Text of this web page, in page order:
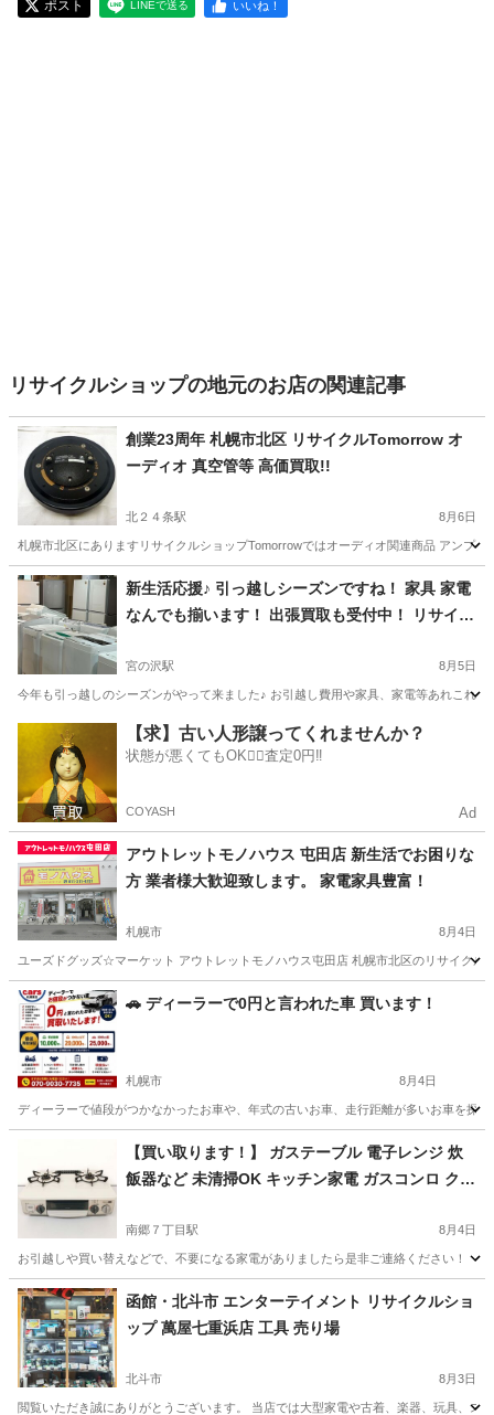
ポスト LINEで送る いいね！
リサイクルショップの地元のお店の関連記事
創業23周年 札幌市北区 リサイクルTomorrow オ
ーディオ 真空管等 高価買取!!
北２４条駅 8月6日
札幌市北区にありますリサイクルショップTomorrowではオーディオ関連商品 アンプ
北海道 札幌市 北２４条駅 リサイクルショップ 買取
新生活応援♪ 引っ越しシーズンですね！ 家具 家電
なんでも揃います！ 出張買取も受付中！ リサイク
宮の沢駅 8月5日
今年も引っ越しのシーズンがやって来ました♪ お引越し費用や家具、家電等あれこれ
宮の沢駅 リサイクルショップ 無料
【求】古い人形譲ってくれませんか？
状態が悪くてもOK🙆‍♀️査定0円‼️
COYASH Ad
アウトレットモノハウス 屯田店 新生活でお困りな
方 業者様大歓迎致します。 家電家具豊富！
札幌市 8月4日
ユーズドグッズ☆マーケット アウトレットモノハウス屯田店 札幌市北区のリサイク
北海道 札幌市 リサイクルショップ 出張買取
🚗 ディーラーで0円と言われた車 買います！
札幌市 8月4日
ディーラーで値段がつかなかったお車や、年式の古いお車、走行距離が多いお車を
リサイクルショップ
【買い取ります！】 ガステーブル 電子レンジ 炊
飯器など 未清掃OK キッチン家電 ガスコンロ クッ
南郷７丁目駅 8月4日
お引越しや買い替えなどで、不要になる家電がありましたら是非ご連絡くだ
北海道 札幌市 南郷７丁目駅 リサイクルショップ 買取
函館・北斗市 エンターテイメント リサイクルショ
ップ 萬屋七重浜店 工具 売り場
北斗市 8月3日
閲覧いただき誠にありがとうございます。 当店では大型家電や古着、楽器、玩具、